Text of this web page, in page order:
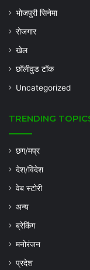
भोजपुरी सिनेमा
रोजगार
खेल
छॉलीवुड टॉक
Uncategorized
TRENDING
छग/मप्र
देश/विदेश
वेब स्टोरी
अन्य
ब्रेकिंग
मनोरंजन
प्रदेश